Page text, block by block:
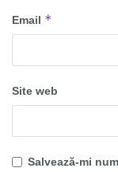
Email *
Site web
Salvează-mi